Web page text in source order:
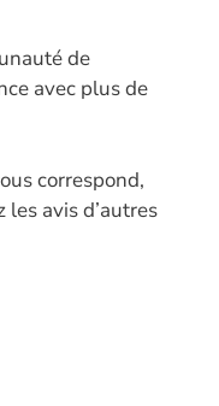
de
avec plus de
correspond,
avis d’autres